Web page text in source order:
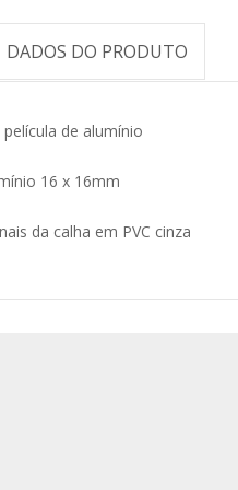
DADOS DO PRODUTO
de alumínio
16 x 16mm
da calha em PVC cinza